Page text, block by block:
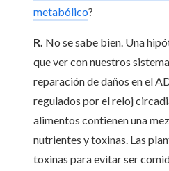
metabólico?
R. No se sabe bien. Una
que ver con nuestros
reparación de daños en el
regulados por el reloj
alimentos contienen una
nutrientes y toxinas. Las
toxinas para evitar ser